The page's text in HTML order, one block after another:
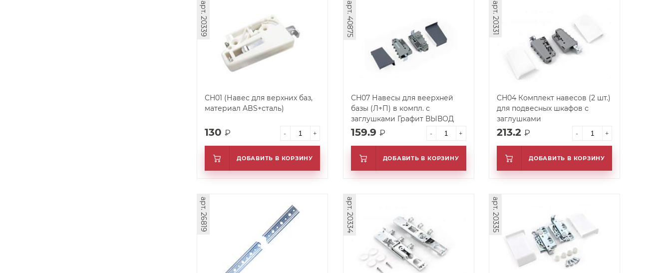
CH01 (Навес для верхних баз,
материал ABS+сталь)
арт. 20339
130 ₽ - +
ДОБАВИТЬ В КОРЗИНУ
CH07 Навесы для веерхней
базы (Л+П) в компл. с
заглушками Графит ВЫВОД
арт. 40875
159.9 ₽ - +
ДОБАВИТЬ В КОРЗИНУ
CH04 Комплект навесов (2 шт.)
для подвесных шкафов с
заглушками
арт. 20331
213.2 ₽ - +
ДОБАВИТЬ В КОРЗИНУ
арт. 26819 арт. 20334 арт. 20335